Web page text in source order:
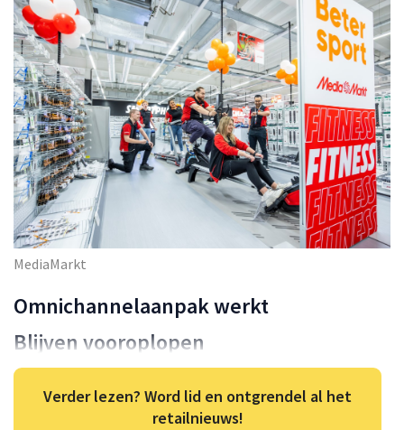
MediaMarkt
Omnichannelaanpak werkt
Blijven vooroplopen
Verder lezen? Word lid en ontgrendel al het
retailnieuws!